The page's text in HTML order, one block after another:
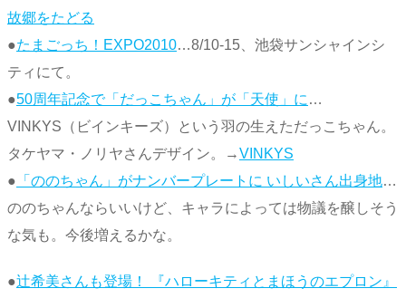
故郷をたどる
●たまごっち！EXPO2010…8/10-15、池袋サンシャインシ
ティにて。
●50周年記念で「だっこちゃん」が「天使」に …
VINKYS（ビインキーズ）という羽の生えただっこちゃん。
タケヤマ・ノリヤさんデザイン。→VINKYS
● 「ののちゃん」がナンバープレートに いしいさん出身地…
ののちゃんならいいけど、キャラによっては物議を醸しそう
な気も。今後増えるかな。
●辻希美さんも登場！ 『ハローキティとまほうのエプロン』